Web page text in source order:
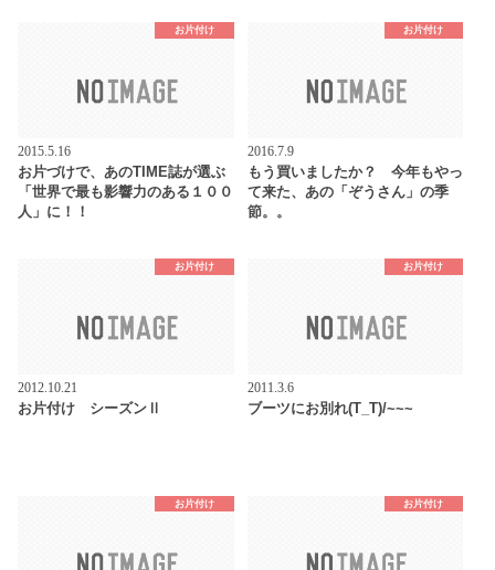
お片付け
2015.5.16
お片づけで、あのTIME誌が選ぶ
「世界で最も影響力のある１００
人」に！！
お片付け
2016.7.9
もう買いましたか？ 今年もやっ
て来た、あの「ぞうさん」の季
節。。
お片付け
2012.10.21
お片付け シーズンⅡ
お片付け
2011.3.6
ブーツにお別れ(T_T)/~~~
お片付け お片付け